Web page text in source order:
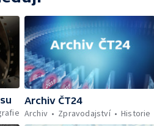
— Výstava spotřeního zboží z
— Sbírka autíček značky Fiat —
pražských svazarmovců
Archiv ČT24
Archiv
Zpravodajství Historie